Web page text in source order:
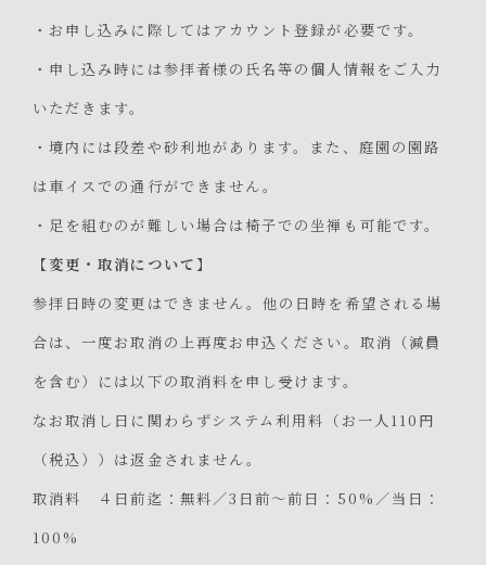
・お申し込みに際してはアカウント登録が必要です。
・申し込み時には参拝者様の氏名等の個人情報をご入力
いただきます。
・境内には段差や砂利地があります。また、庭園の園路
は車イスでの通行ができません。
・足を組むのが難しい場合は椅子での坐禅も可能です。
【変更・取消について】
参拝日時の変更はできません。他の日時を希望される場
合は、一度お取消の上再度お申込ください。取消（減員
を含む）には以下の取消料を申し受けます。
なお取消し日に関わらずシステム利用料（お一人110円
（税込））は返金されません。
取消料 ４日前迄：無料／3日前～前日：50%／当日：
100%